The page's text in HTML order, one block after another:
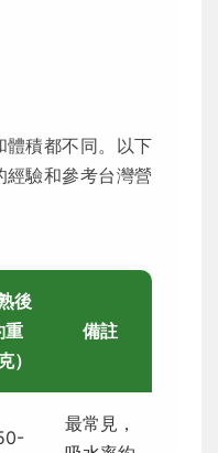
體積都不同。以下
經驗和參考台灣營
後
重
）
備註
最常見，